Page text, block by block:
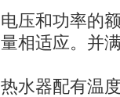
电压和功率的
量相适应。并
热水器配有温